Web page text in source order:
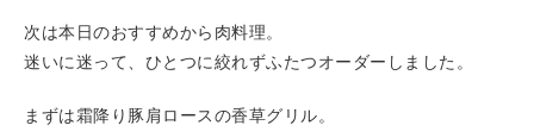
次は本日のおすすめから肉料理。
迷いに迷って、ひとつに絞れずふたつオーダーしました。
まずは霜降り豚肩ロースの香草グリル。